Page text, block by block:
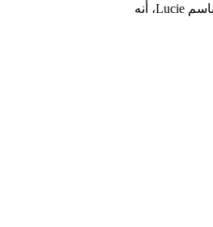
إن ممثل فريق SHIB ATH يتوقع حديثاً قبل انخفاض سعر البيتكوين إلى النصف في وقت سابق من هذا الأسبوع، غردت قائدة التسويق في SHIB، والتي أشارت إلى نفسها باسم Lucie، أنه